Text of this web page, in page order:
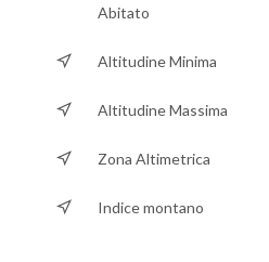
Abitato
Altitudine Minima
Altitudine Massima
Zona Altimetrica
Indice montano